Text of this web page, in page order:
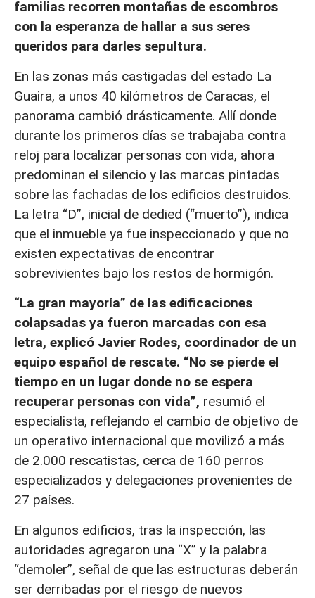
familias recorren montañas de escombros
con la esperanza de hallar a sus seres
queridos para darles sepultura.
En las zonas más castigadas del estado La
Guaira, a unos 40 kilómetros de Caracas, el
panorama cambió drásticamente. Allí donde
durante los primeros días se trabajaba contra
reloj para localizar personas con vida, ahora
predominan el silencio y las marcas pintadas
sobre las fachadas de los edificios destruidos.
La letra “D”, inicial de dedied (“muerto”), indica
que el inmueble ya fue inspeccionado y que no
existen expectativas de encontrar
sobrevivientes bajo los restos de hormigón.
“La gran mayoría” de las edificaciones
colapsadas ya fueron marcadas con esa
letra, explicó Javier Rodes, coordinador de un
equipo español de rescate. “No se pierde el
tiempo en un lugar donde no se espera
recuperar personas con vida”, resumió el
especialista, reflejando el cambio de objetivo de
un operativo internacional que movilizó a más
de 2.000 rescatistas, cerca de 160 perros
especializados y delegaciones provenientes de
27 países.
En algunos edificios, tras la inspección, las
autoridades agregaron una “X” y la palabra
“demoler”, señal de que las estructuras deberán
ser derribadas por el riesgo de nuevos